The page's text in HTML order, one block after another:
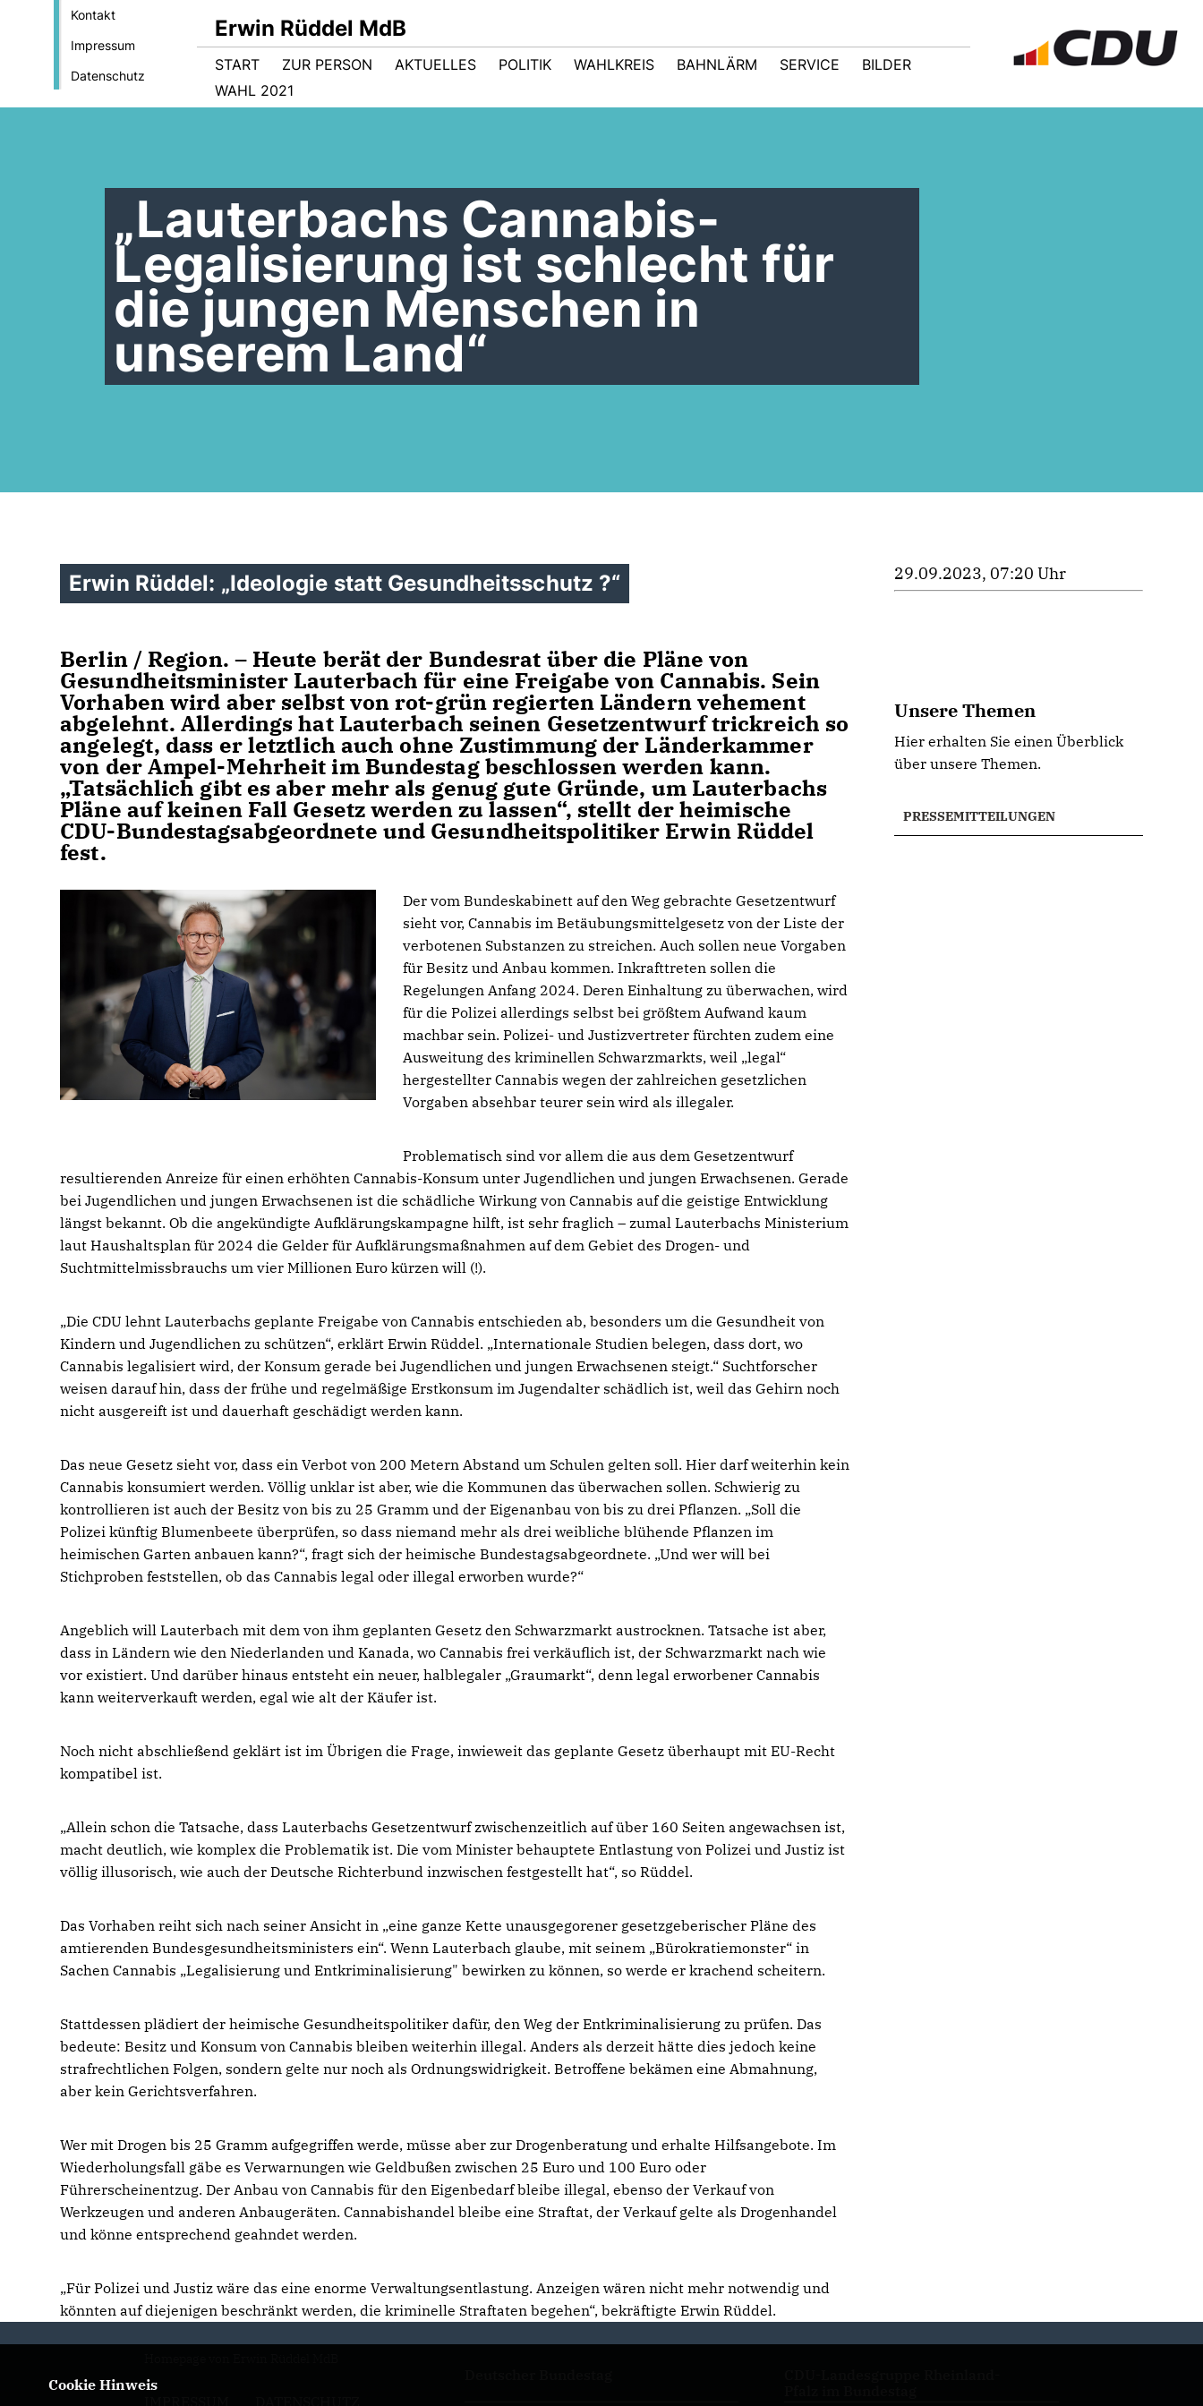
Kontakt
Impressum
Datenschutz
Erwin Rüddel MdB
START ZUR PERSON AKTUELLES POLITIK WAHLKREIS BAHNLÄRM SERVICE
BILDER
WAHL 2021
Lauterbachs Cannabis-
Legalisierung ist schlecht für
die jungen Menschen in
unserem Land“
Erwin Rüddel: „Ideologie statt Gesundheitsschutz ?“
Berlin / Region. – Heute berät der Bundesrat über die Pläne von
Gesundheitsminister Lauterbach für eine Freigabe von Cannabis. Sein
Vorhaben wird aber selbst von rot-grün regierten Ländern vehement
abgelehnt. Allerdings hat Lauterbach seinen Gesetzentwurf trickreich so
angelegt, dass er letztlich auch ohne Zustimmung der Länderkammer
von der Ampel-Mehrheit im Bundestag beschlossen werden kann.
Tatsächlich gibt es aber mehr als genug gute Gründe, um Lauterbachs
Pläne auf keinen Fall Gesetz werden zu lassen“, stellt der heimische
CDU-Bundestagsabgeordnete und Gesundheitspolitiker Erwin Rüddel
fest.
Der vom Bundeskabinett auf den Weg gebrachte Gesetzentwurf
sieht vor, Cannabis im Betäubungsmittelgesetz von der Liste der
verbotenen Substanzen zu streichen. Auch sollen neue Vorgaben
für Besitz und Anbau kommen. Inkrafttreten sollen die
Regelungen Anfang 2024. Deren Einhaltung zu überwachen, wird
für die Polizei allerdings selbst bei größtem Aufwand kaum
machbar sein. Polizei- und Justizvertreter fürchten zudem eine
Ausweitung des kriminellen Schwarzmarkts, weil „legal“
hergestellter Cannabis wegen der zahlreichen gesetzlichen
Vorgaben absehbar teurer sein wird als illegaler.
Problematisch sind vor allem die aus dem Gesetzentwurf
resultierenden Anreize für einen erhöhten Cannabis-Konsum unter Jugendlichen und jungen Erwachsenen. Gerade
bei Jugendlichen und jungen Erwachsenen ist die schädliche Wirkung von Cannabis auf die geistige Entwicklung
längst bekannt. Ob die angekündigte Aufklärungskampagne hilft, ist sehr fraglich – zumal Lauterbachs Ministerium
laut Haushaltsplan für 2024 die Gelder für Aufklärungsmaßnahmen auf dem Gebiet des Drogen- und
Suchtmittelmissbrauchs um vier Millionen Euro kürzen will (!).
Die CDU lehnt Lauterbachs geplante Freigabe von Cannabis entschieden ab, besonders um die Gesundheit von
Kindern und Jugendlichen zu schützen“, erklärt Erwin Rüddel. „Internationale Studien belegen, dass dort, wo
Cannabis legalisiert wird, der Konsum gerade bei Jugendlichen und jungen Erwachsenen steigt.“ Suchtforscher
weisen darauf hin, dass der frühe und regelmäßige Erstkonsum im Jugendalter schädlich ist, weil das Gehirn noch
nicht ausgereift ist und dauerhaft geschädigt werden kann.
Das neue Gesetz sieht vor, dass ein Verbot von 200 Metern Abstand um Schulen gelten soll. Hier darf weiterhin kein
Cannabis konsumiert werden. Völlig unklar ist aber, wie die Kommunen das überwachen sollen. Schwierig zu
kontrollieren ist auch der Besitz von bis zu 25 Gramm und der Eigenanbau von bis zu drei Pflanzen. „Soll die
Polizei künftig Blumenbeete überprüfen, so dass niemand mehr als drei weibliche blühende Pflanzen im
heimischen Garten anbauen kann?“, fragt sich der heimische Bundestagsabgeordnete. „Und wer will bei
Stichproben feststellen, ob das Cannabis legal oder illegal erworben wurde?“
Angeblich will Lauterbach mit dem von ihm geplanten Gesetz den Schwarzmarkt austrocknen. Tatsache ist aber,
dass in Ländern wie den Niederlanden und Kanada, wo Cannabis frei verkäuflich ist, der Schwarzmarkt nach wie
vor existiert. Und darüber hinaus entsteht ein neuer, halblegaler „Graumarkt“, denn legal erworbener Cannabis
kann weiterverkauft werden, egal wie alt der Käufer ist.
Noch nicht abschließend geklärt ist im Übrigen die Frage, inwieweit das geplante Gesetz überhaupt mit EU-Recht
kompatibel ist.
Allein schon die Tatsache, dass Lauterbachs Gesetzentwurf zwischenzeitlich auf über 160 Seiten angewachsen ist,
macht deutlich, wie komplex die Problematik ist. Die vom Minister behauptete Entlastung von Polizei und Justiz ist
völlig illusorisch, wie auch der Deutsche Richterbund inzwischen festgestellt hat“, so Rüddel.
Das Vorhaben reiht sich nach seiner Ansicht in „eine ganze Kette unausgegorener gesetzgeberischer Pläne des
amtierenden Bundesgesundheitsministers ein“. Wenn Lauterbach glaube, mit seinem „Bürokratiemonster“ in
Sachen Cannabis „Legalisierung und Entkriminalisierung" bewirken zu können, so werde er krachend scheitern.
Stattdessen plädiert der heimische Gesundheitspolitiker dafür, den Weg der Entkriminalisierung zu prüfen. Das
bedeute: Besitz und Konsum von Cannabis bleiben weiterhin illegal. Anders als derzeit hätte dies jedoch keine
strafrechtlichen Folgen, sondern gelte nur noch als Ordnungswidrigkeit. Betroffene bekämen eine Abmahnung,
aber kein Gerichtsverfahren.
Wer mit Drogen bis 25 Gramm aufgegriffen werde, müsse aber zur Drogenberatung und erhalte Hilfsangebote. Im
Wiederholungsfall gäbe es Verwarnungen wie Geldbußen zwischen 25 Euro und 100 Euro oder
Führerscheinentzug. Der Anbau von Cannabis für den Eigenbedarf bleibe illegal, ebenso der Verkauf von
Werkzeugen und anderen Anbaugeräten. Cannabishandel bleibe eine Straftat, der Verkauf gelte als Drogenhandel
und könne entsprechend geahndet werden.
Für Polizei und Justiz wäre das eine enorme Verwaltungsentlastung. Anzeigen wären nicht mehr notwendig und
könnten auf diejenigen beschränkt werden, die kriminelle Straftaten begehen“, bekräftigte Erwin Rüddel.
29.09.2023, 07:20 Uhr
Unsere Themen
Hier erhalten Sie einen Überblick
über unsere Themen.
PRESSEMITTEILUNGEN
Cookie Hinweis